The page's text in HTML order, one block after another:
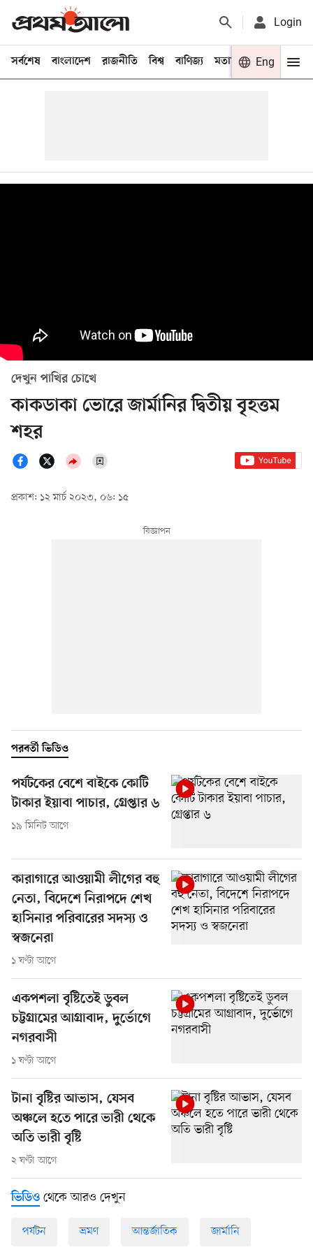
Login
সর্বশেষ বাংলাদেশ রাজনীতি বিশ্ব বাণিজ্য মতামত খেলা
Eng
দেখুন পাখির চোখে
কাকডাকা ভোরে জার্মানির দ্বিতীয় বৃহত্তম
শহর
প্রকাশ: ১২ মার্চ ২০২৩, ০৬: ১৫
পরবর্তী ভিডিও
পর্যটকের বেশে বাইকে কোটি
টাকার ইয়াবা পাচার, গ্রেপ্তার ৬
১৯ মিনিট আগে
কারাগারে আওয়ামী লীগের বহু
নেতা, বিদেশে নিরাপদে শেখ
হাসিনার পরিবারের সদস্য ও
স্বজনেরা
১ ঘণ্টা আগে
একপশলা বৃষ্টিতেই ডুবল
চট্টগ্রামের আগ্রাবাদ, দুর্ভোগে
নগরবাসী
১ ঘণ্টা আগে
টানা বৃষ্টির আভাস, যেসব
অঞ্চলে হতে পারে ভারী থেকে
অতি ভারী বৃষ্টি
২ ঘণ্টা আগে
ভিডিও থেকে আরও দেখুন
পর্যটন ভ্রমণ আন্তর্জাতিক জার্মানি